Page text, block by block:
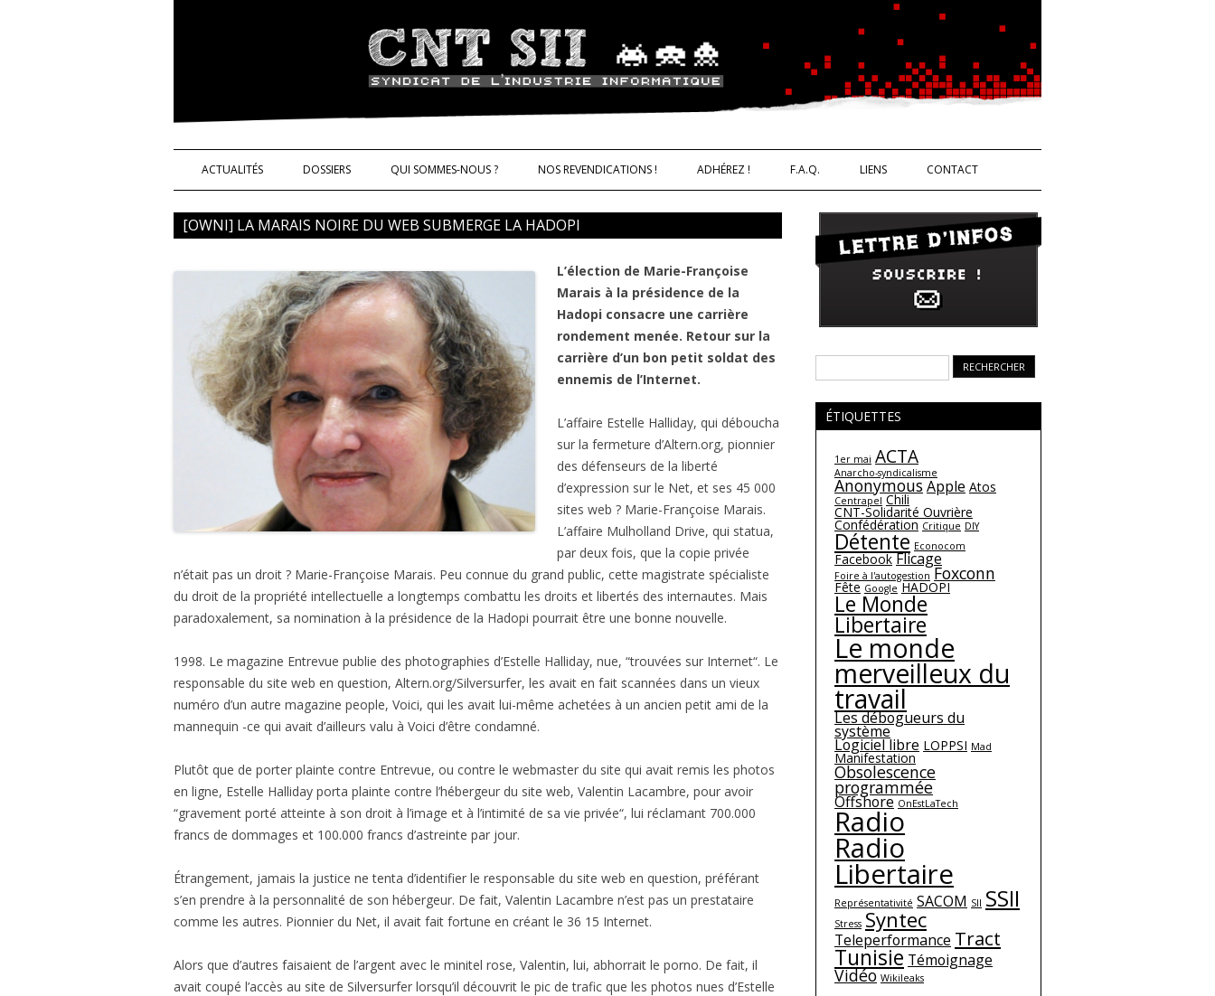
Syndicat de l'industrie informatique CNT – Solidarité Ouvrière
ACTUALITÉS DOSSIERS
SCIENCE ET TECHNIQUES
QUI SOMMES-NOUS ? NOS REVENDICATIONS ! ADHÉREZ ! F.A.Q. LIENS CONTACT
[OWNI] LA MARAIS NOIRE DU WEB SUBMERGE LA HADOPI
L’élection de Marie-Françoise
Marais à la présidence de la
Hadopi consacre une carrière
rondement menée. Retour sur la
carrière d’un bon petit soldat des
ennemis de l’Internet.
L’affaire Estelle Halliday, qui déboucha
sur la fermeture d’Altern.org, pionnier
des défenseurs de la liberté
d’expression sur le Net, et ses 45 000
sites web ? Marie-Françoise Marais.
L’affaire Mulholland Drive, qui statua,
par deux fois, que la copie privée
n’était pas un droit ? Marie-Françoise Marais. Peu connue du grand public, cette magistrate spécialiste
du droit de la propriété intellectuelle a longtemps combattu les droits et libertés des internautes. Mais
paradoxalement, sa nomination à la présidence de la Hadopi pourrait être une bonne nouvelle.
1998. Le magazine Entrevue publie des photographies d’Estelle Halliday, nue, “trouvées sur Internet“. Le
responsable du site web en question, Altern.org/Silversurfer, les avait en fait scannées dans un vieux
numéro d’un autre magazine people, Voici, qui les avait lui-même achetées à un ancien petit ami de la
mannequin -ce qui avait d’ailleurs valu à Voici d’être condamné.
Plutôt que de porter plainte contre Entrevue, ou contre le webmaster du site qui avait remis les photos
en ligne, Estelle Halliday porta plainte contre l’hébergeur du site web, Valentin Lacambre, pour avoir
“gravement porté atteinte à son droit à l’image et à l’intimité de sa vie privée“, lui réclamant 700.000
francs de dommages et 100.000 francs d’astreinte par jour.
Étrangement, jamais la justice ne tenta d’identifier le responsable du site web en question, préférant
s’en prendre à la personnalité de son hébergeur. De fait, Valentin Lacambre n’est pas un prestataire
comme les autres. Pionnier du Net, il avait fait fortune en créant le 36 15 Internet.
Alors que d’autres faisaient de l’argent avec le minitel rose, Valentin, lui, abhorrait le porno. De fait, il
avait coupé l’accès au site de Silversurfer lorsqu’il découvrit le pic de trafic que les photos nues d’Estelle
ÉTIQUETTES
1er mai ACTA
Anarcho-syndicalisme
AnonymousApple Atos
Centrapel Chili
CNT-Solidarité Ouvrière
Confédération Critique DIY
Détente Econocom
Facebook Flicage
Foire à l'autogestion Foxconn
Fête Google HADOPI
Le Monde
Libertaire
Le monde
merveilleux du
travail
Les débogueurs du
système
Logiciel libre LOPPSI Mad
Manifestation
Obsolescence
programmée
Offshore OnEstLaTech
Radio
Radio
Libertaire
Représentativité SACOM SII SSII
Stress Syntec
Teleperformance Tract
Tunisie Témoignage
Vidéo Wikileaks